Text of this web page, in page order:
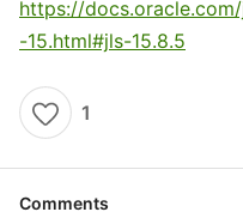
https://
-15.html#jls-15.8.5
1
Comments